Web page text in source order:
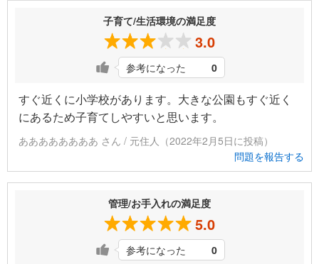
子育て/生活環境の満足度
3.0
参考になった 0
すぐ近くに小学校があります。大きな公園もすぐ近く
にあるため子育てしやすいと思います。
ああああああああ さん / 元住人（2022年2月5日に投稿）
問題を報告する
管理/お手入れの満足度
5.0
参考になった 0